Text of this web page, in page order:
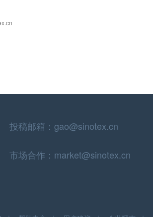
投稿邮箱：gao@sinotex.cn
市场合作：market@sinotex.cn